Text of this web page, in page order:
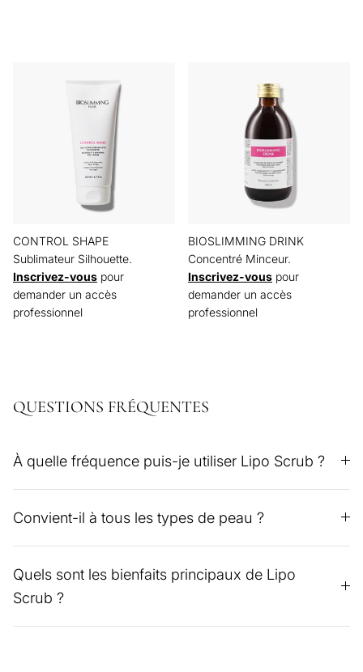
CONTROL SHAPE
Sublimateur Silhouette.
Inscrivez-vous pour
demander un accès
professionnel
BIOSLIMMING DRINK
Concentré Minceur.
Inscrivez-vous pour
demander un accès
professionnel
QUESTIONS FRÉQUENTES
À quelle fréquence puis-je utiliser Lipo Scrub ?
Convient-il à tous les types de peau ?
Quels sont les bienfaits principaux de Lipo
Scrub ?